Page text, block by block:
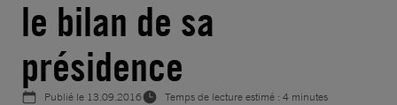
le bilan de sa
présidence
Publié le 13.09.2016
Temps de lecture estimé : 4 minutes